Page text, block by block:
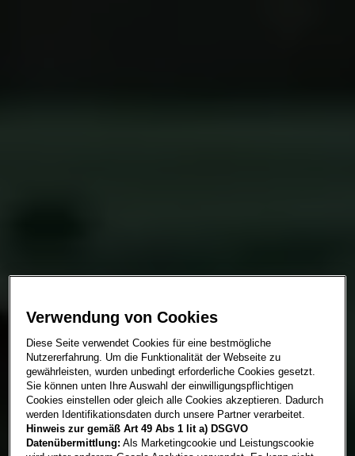
Verwendung von Cookies
Diese Seite verwendet Cookies für eine bestmögliche
Nutzererfahrung. Um die Funktionalität der Webseite zu
gewährleisten, wurden unbedingt erforderliche Cookies gesetzt.
Sie können unten Ihre Auswahl der einwilligungspflichtigen
Cookies einstellen oder gleich alle Cookies akzeptieren. Dadurch
werden Identifikationsdaten durch unsere Partner verarbeitet.
Hinweis zur gemäß Art 49 Abs 1 lit a) DSGVO
Datenübermittlung: Als Marketingcookie und Leistungscookie